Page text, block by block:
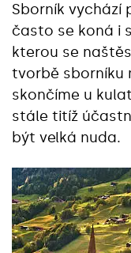
Sborník vychází
často se koná i
kterou se
tvorbě sborníku
skončíme u
stále titíž
být velká nuda.